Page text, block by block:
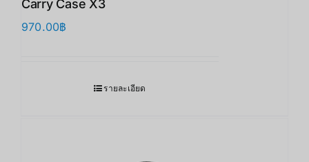
Carry Case X3
970.00฿
รายละเอียด